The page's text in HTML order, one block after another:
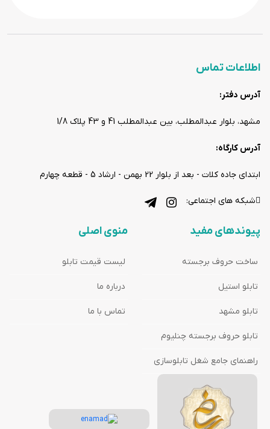
اطلاعات تماس
آدرس دفتر:
مشهد، بلوار عبدالمطلب، بین عبدالمطلب 41 و 43 پلاک 1/8
آدرس کارگاه:
ابتدای جاده کلات - بعد از بلوار 22 بهمن - ارشاد 5 - قطعه چهارم
شبکه های اجتماعی:
پیوندهای مفید
ساخت حروف برجسته
تابلو استیل
تابلو مشهد
تابلو حروف برجسته چنلیوم
راهنمای جامع شغل تابلوسازی
منوی اصلی
لیست قیمت تابلو
درباره ما
تماس با ما